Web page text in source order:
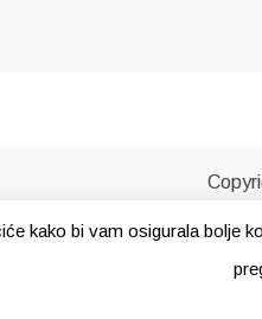
kako bi vam osigurala